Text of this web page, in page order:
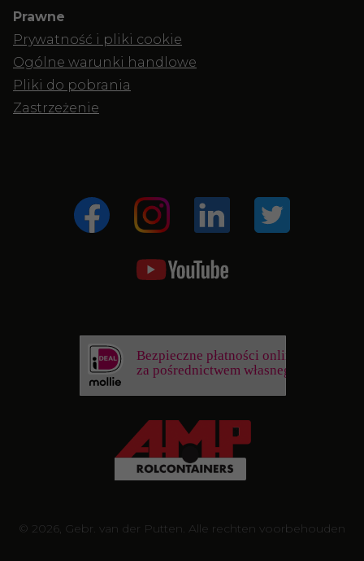
Prawne
Prywatność i pliki cookie
Ogólne warunki handlowe
Pliki do pobrania
Zastrzeżenie
Bezpieczne płatności online
za pośrednictwem własnego banku
© 2026, Gebr. van der Putten. Alle rechten voorbehouden